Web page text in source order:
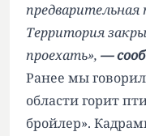
предварительная
Территория
проехать», —
Ранее мы
областигорит
бройлер».